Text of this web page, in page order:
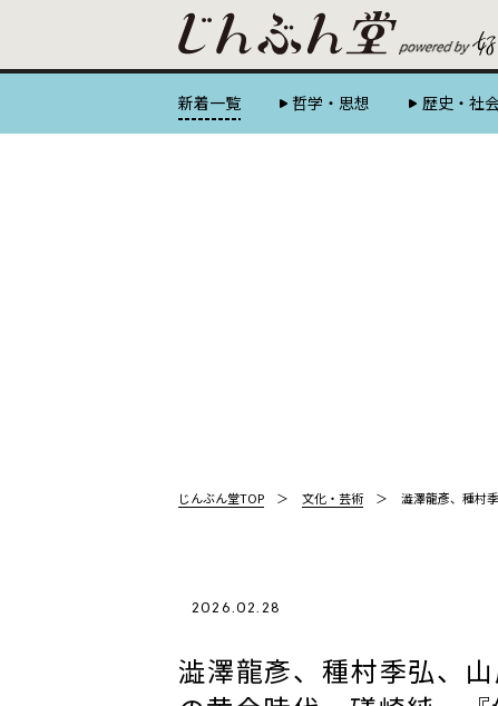
新着一覧 哲学・思想 歴史・社
じんぶん堂TOP 文化・芸術 澁澤龍彥、種村
2026.02.28
澁澤龍彥、種村季弘、